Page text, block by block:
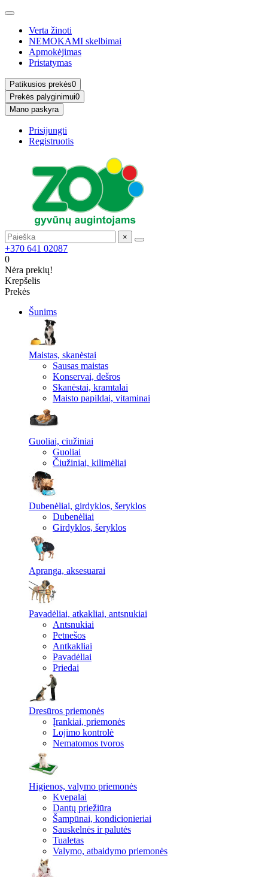
Verta žinoti
NEMOKAMI skelbimai
Apmokėjimas
Pristatymas
Patikusios prekės0
Prekės palyginimui0
Mano paskyra
Prisijungti
Registruotis
×
+370 641 02087
0
Nėra prekių!
Krepšelis
Prekės
Šunims
Maistas, skanėstai
Sausas maistas
Konservai, dešros
Skanėstai, kramtalai
Maisto papildai, vitaminai
Guoliai, ciužiniai
Guoliai
Čiužiniai, kilimėliai
Dubenėliai, girdyklos, šeryklos
Dubenėliai
Girdyklos, šeryklos
Apranga, aksesuarai
Pavadėliai, atkakliai, antsnukiai
Antsnukiai
Petnešos
Antkakliai
Pavadėliai
Priedai
Dresūros priemonės
Įrankiai, priemonės
Lojimo kontrolė
Nematomos tvoros
Higienos, valymo priemonės
Kvepalai
Dantų priežiūra
Šampūnai, kondicionieriai
Sauskelnės ir palutės
Tualetas
Valymo, atbaidymo priemonės